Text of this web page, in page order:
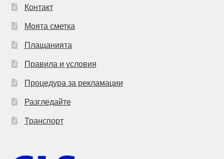
Контакт
Моята сметка
Плащанията
Правила и условия
Процедура за рекламации
Разгледайте
Транспорт